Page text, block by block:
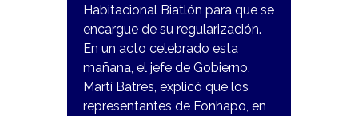
Habitacional Biatlón para que se
encargue de su regularización.
En un acto celebrado esta
mañana, el jefe de Gobierno,
Martí Batres, explicó que los
representantes de Fonhapo, en